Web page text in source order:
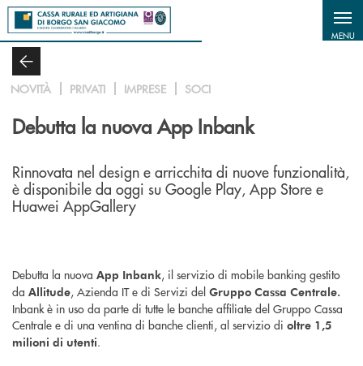
Salta al contenuto principale
MENU
NOVITÀ PRIVATI IMPRESE SOCI
Debutta la nuova App Inbank
Rinnovata nel design e arricchita di nuove funzionalità,
è disponibile da oggi su Google Play, App Store e
Huawei AppGallery
Debutta la nuova App Inbank, il servizio di mobile banking gestito
da Allitude, Azienda IT e di Servizi del Gruppo Cassa Centrale.
Inbank è in uso da parte di tutte le banche affiliate del Gruppo Cassa
Centrale e di una ventina di banche clienti, al servizio di oltre 1,5
milioni di utenti.